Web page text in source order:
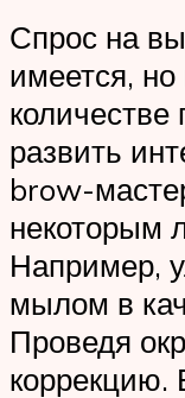
Спрос на
имеется,
развить
brow-
некоторым
Например,
мылом в
Проведя
коррекцию.